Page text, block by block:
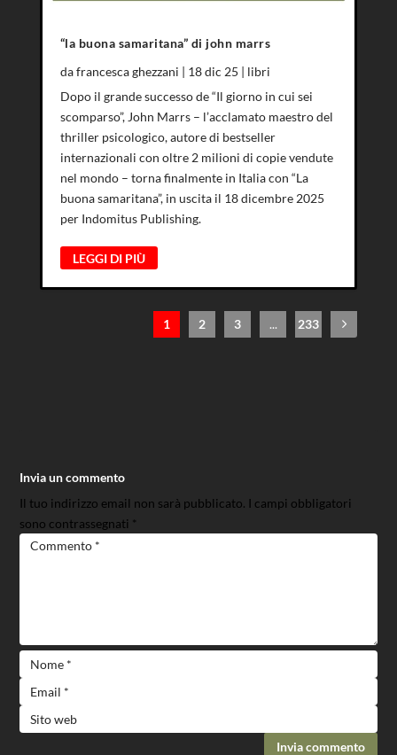
“la buona samaritana” di john marrs
dafrancesca ghezzani | 18 dic 25 | libri
Dopo il grande successo de “Il giorno in cui sei
scomparso”, John Marrs – l’acclamato maestro del
thriller psicologico, autore di bestseller
internazionali con oltre 2 milioni di copie vendute
nel mondo – torna finalmente in Italia con “La
buona samaritana”, in uscita il 18 dicembre 2025
per Indomitus Publishing.
LEGGI DI PIÙ
1 2 3 ... 233
Invia un commento
Il tuo indirizzo email non sarà pubblicato. I campi obbligatori
sono contrassegnati *
Invia commento